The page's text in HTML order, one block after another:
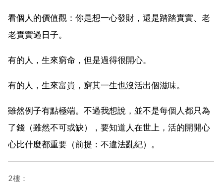
看個人的價值觀：你是想一心發財，還是踏踏實實、老
老實實過日子。
有的人，生來窮命，但是過得很開心。
有的人，生來富貴，窮其一生也沒活出個滋味。
雖然例子有點極端。不過我想說，並不是每個人都只為
了錢（雖然不可或缺），要知道人在世上，活的開開心
心比什麼都重要（前提：不違法亂紀）。
2樓：